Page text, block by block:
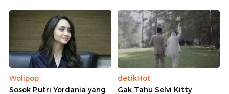
Wolipop
Sosok Putri Yordania yang
detikHot
Gak Tahu Selvi Kitty